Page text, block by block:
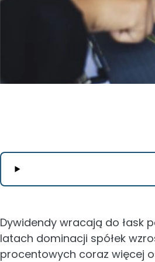
Dywidendy wracają do łask
latach dominacji spółek
procentowych coraz więcej